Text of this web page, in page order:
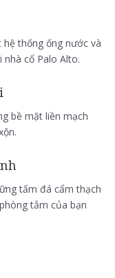
thống ống nước và
cổ Palo Alto.
bề mặt liền mạch
tấm đá cẩm thạch
tắm của bạn